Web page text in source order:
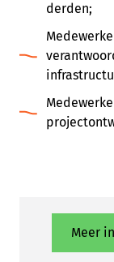
derden;
Meer